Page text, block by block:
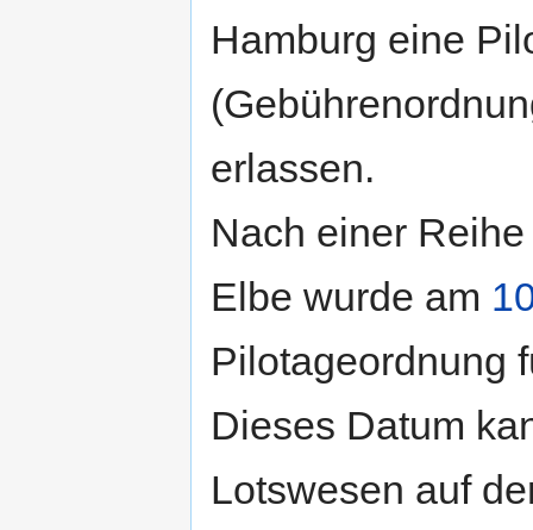
Hamburg eine
erlassen.
Nach einer
Elbe wurde am
Pilotageordnung
Dieses Datum
Lotswesen auf